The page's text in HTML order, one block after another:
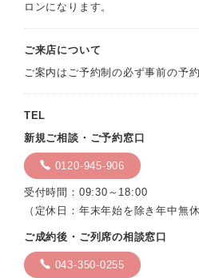
ロンになります。
ご来店について
ご案内はご予約制の必ず事前の予
TEL
新規ご相談・ご予約窓口
0120-945-906
受付時間：09:30～18:00
（定休日：年末年始を除き年中無休
ご成約後・ご列席の相談窓口
043-350-0255